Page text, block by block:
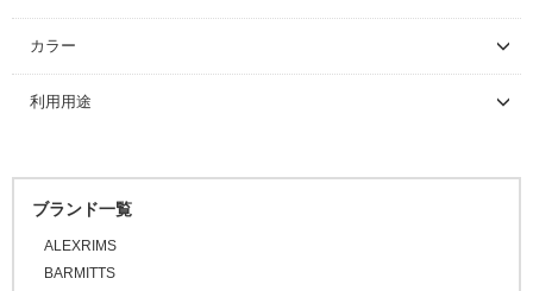
～ \5,000
\5,001 ～ 10,000
\10,001 ～ 20,000
\30,001 ～ 50,000
\50,001 ～
カラー
利用用途
ブランド一覧
ALEXRIMS
BARMITTS